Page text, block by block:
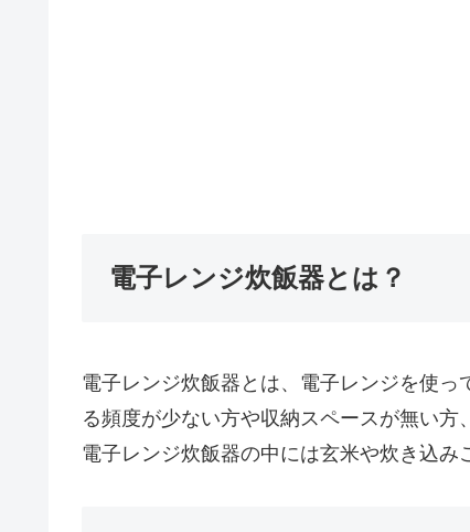
電子レンジ炊飯器とは？
電子レンジ炊飯器とは、電子レンジを使
る頻度が少ない方や収納スペースが無い方
電子レンジ炊飯器の中には玄米や炊き込み